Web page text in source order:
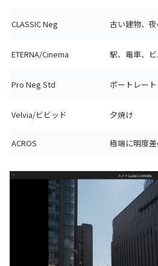
CLASSIC Neg 古い建物、
ETERNA/Cinema 駅、電車、
Pro Neg Std ポートレート
Velvia/ビビッド 夕焼け
ACROS 極端に明度